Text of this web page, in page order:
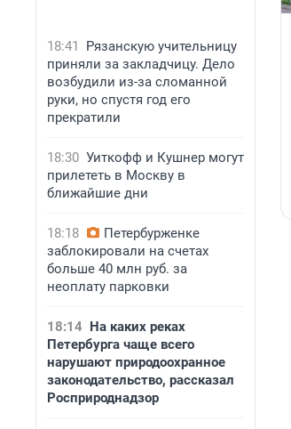
18:41
Рязанскую учительницу
приняли за закладчицу. Дело
возбудили из-за сломанной
руки, но спустя год его
прекратили
18:30 Уиткофф и Кушнер могут
прилететь в Москву в
ближайшие дни
18:18
Петербурженке
заблокировали на счетах
больше 40 млн руб. за
неоплату парковки
18:14 На каких реках
Петербурга чаще всего
нарушают природоохранное
законодательство, рассказал
Росприроднадзор